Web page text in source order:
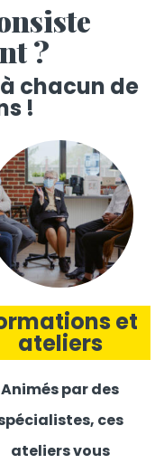
?
chacun de
!
et
ateliers
Animés par des
ces
ateliers vous